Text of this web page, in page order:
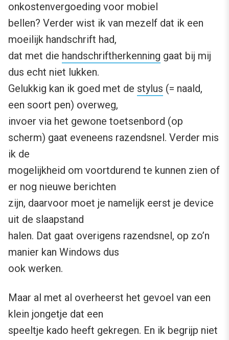
onkostenvergoeding voor mobiel
bellen? Verder wist ik van mezelf dat ik een
moeilijk handschrift had,
dat met die handschriftherkenning gaat bij mij
dus echt niet lukken.
Gelukkig kan ik goed met de stylus (= naald,
een soort pen) overweg,
invoer via het gewone toetsenbord (op
scherm) gaat eveneens razendsnel. Verder mis
ik de
mogelijkheid om voortdurend te kunnen zien of
er nog nieuwe berichten
zijn, daarvoor moet je namelijk eerst je device
uit de slaapstand
halen. Dat gaat overigens razendsnel, op zo’n
manier kan Windows dus
ook werken.
Maar al met al overheerst het gevoel van een
klein jongetje dat een
speeltje kado heeft gekregen. En ik begrijp niet